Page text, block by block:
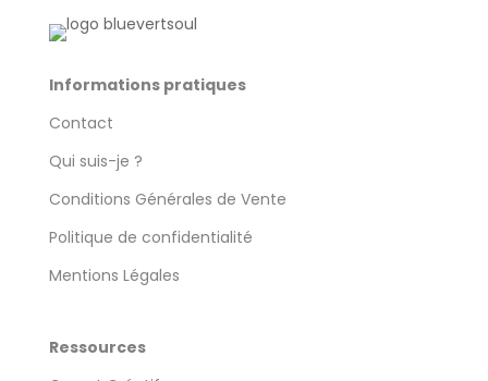
Informations pratiques
Contact
Qui suis-je ?
Conditions Générales de Vente
Politique de confidentialité
Mentions Légales
Ressources